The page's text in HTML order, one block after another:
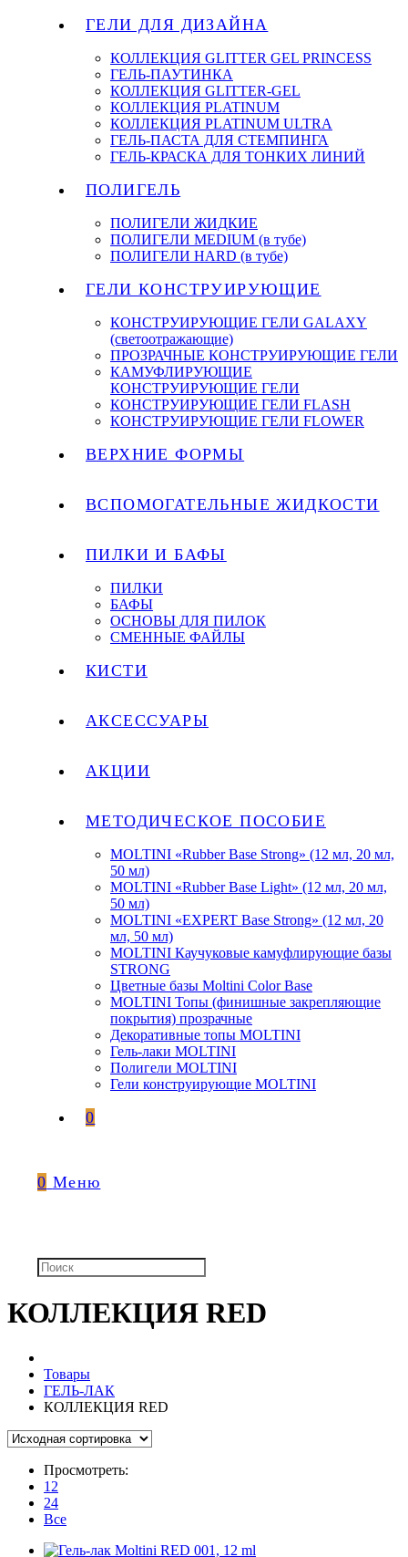
ГЕЛИ ДЛЯ ДИЗАЙНА
КОЛЛЕКЦИЯ GLITTER GEL PRINCESS
ГЕЛЬ-ПАУТИНКА
КОЛЛЕКЦИЯ GLITTER-GEL
КОЛЛЕКЦИЯ PLATINUM
КОЛЛЕКЦИЯ PLATINUM ULTRA
ГЕЛЬ-ПАСТА ДЛЯ СТЕМПИНГА
ГЕЛЬ-КРАСКА ДЛЯ ТОНКИХ ЛИНИЙ
ПОЛИГЕЛЬ
ПОЛИГЕЛИ ЖИДКИЕ
ПОЛИГЕЛИ MEDIUM (в тубе)
ПОЛИГЕЛИ HARD (в тубе)
ГЕЛИ КОНСТРУИРУЮЩИЕ
КОНСТРУИРУЮЩИЕ ГЕЛИ GALAXY
(светоотражающие)
ПРОЗРАЧНЫЕ КОНСТРУИРУЮЩИЕ ГЕЛИ
КАМУФЛИРУЮЩИЕ
КОНСТРУИРУЮЩИЕ ГЕЛИ
КОНСТРУИРУЮЩИЕ ГЕЛИ FLASH
КОНСТРУИРУЮЩИЕ ГЕЛИ FLOWER
ВЕРХНИЕ ФОРМЫ
ВСПОМОГАТЕЛЬНЫЕ ЖИДКОСТИ
ПИЛКИ И БАФЫ
ПИЛКИ
БАФЫ
ОСНОВЫ ДЛЯ ПИЛОК
СМЕННЫЕ ФАЙЛЫ
КИСТИ
АКСЕССУАРЫ
АКЦИИ
МЕТОДИЧЕСКОЕ ПОСОБИЕ
MOLTINI «Rubber Base Strong» (12 мл, 20 мл,
50 мл)
MOLTINI «Rubber Base Light» (12 мл, 20 мл,
50 мл)
MOLTINI «EXPERT Base Strong» (12 мл, 20
мл, 50 мл)
MOLTINI Каучуковые камуфлирующие базы
STRONG
Цветные базы Moltini Color Base
MOLTINI Топы (финишные закрепляющие
покрытия) прозрачные
Декоративные топы MOLTINI
Гель-лаки MOLTINI
Полигели MOLTINI
Гели конструирующие MOLTINI
0
0 Меню
КОЛЛЕКЦИЯ RED
Товары
ГЕЛЬ-ЛАК
КОЛЛЕКЦИЯ RED
Просмотреть:
12
24
Все